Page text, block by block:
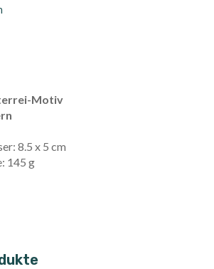
Motiv
8.5 x 5 cm
145 g